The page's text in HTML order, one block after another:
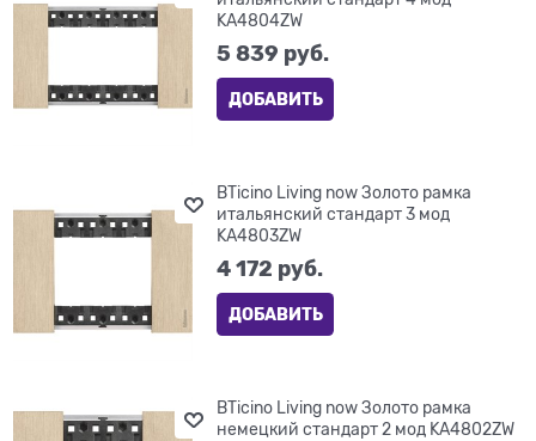
KA4804ZW
5 839 руб.
ДОБАВИТЬ
BTicino Living now Золото рамка
итальянский стандарт 3 мод
KA4803ZW
4 172 руб.
ДОБАВИТЬ
BTicino Living now Золото рамка
немецкий стандарт 2 мод KA4802ZW